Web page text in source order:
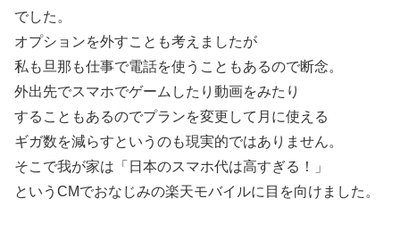
でした。
オプションを外すことも考えましたが
私も旦那も仕事で電話を使うこともあるので断念。
外出先でスマホでゲームしたり動画をみたり
することもあるのでプランを変更して月に使える
ギガ数を減らすというのも現実的ではありません。
そこで我が家は「日本のスマホ代は高すぎる！」
というCMでおなじみの楽天モバイルに目を向けました。